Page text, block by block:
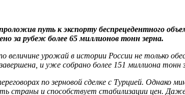
путь к экспорту беспрецедентного
за рубеж более 65 миллионов тонн зерна.
урожай в истории России не только
и уже собрано более 151 миллиона
по зерновой сделке с Турцией. Однако
страны и способствует стабилизации цен.